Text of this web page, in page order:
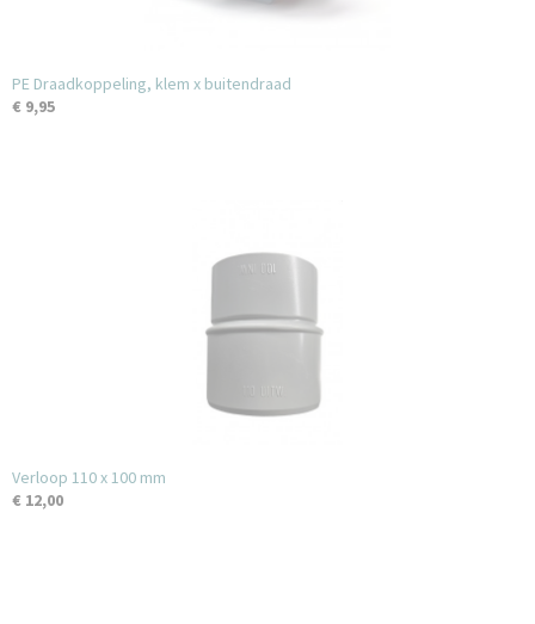
PE Draadkoppeling, klem x buitendraad
€ 9,95
Verloop 110 x 100 mm
€ 12,00